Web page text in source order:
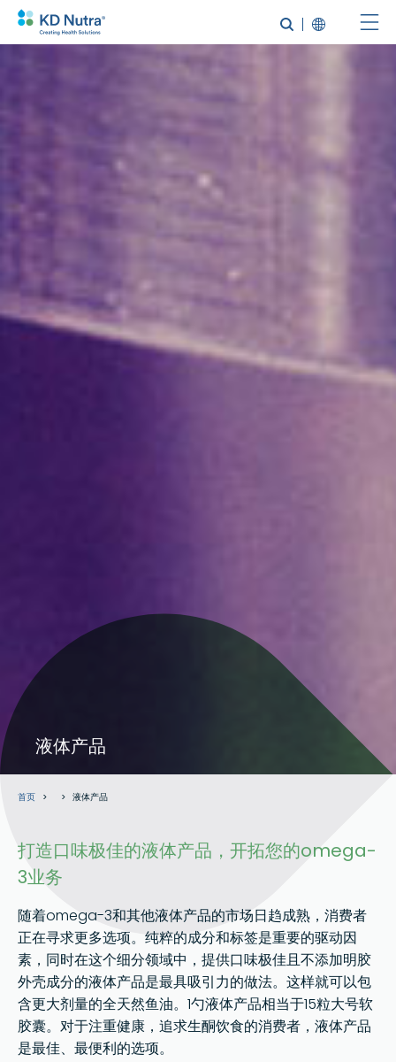
要
液体产品
面
包
首页 液体产品
打造口味极佳的液体产品，开拓您的omega-
3业务
随着omega-3和其他液体产品的市场日趋成熟，消费者
正在寻求更多选项。纯粹的成分和标签是重要的驱动因
素，同时在这个细分领域中，提供口味极佳且不添加明胶
外壳成分的液体产品是最具吸引力的做法。这样就可以包
含更大剂量的全天然鱼油。1勺液体产品相当于15粒大号软
胶囊。对于注重健康，追求生酮饮食的消费者，液体产品
是最佳、最便利的选项。